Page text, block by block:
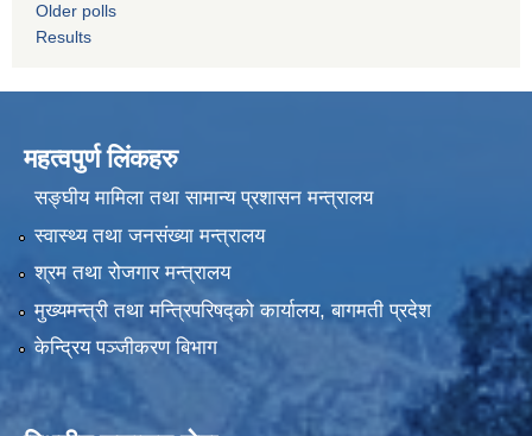
Older polls
Results
महत्वपुर्ण लिंकहरु
सङ्घीय मामिला तथा सामान्य प्रशासन मन्त्रालय
स्वास्थ्य तथा जनसंख्या मन्त्रालय
श्रम तथा रोजगार मन्त्रालय
मुख्यमन्त्री तथा मन्त्रिपरिषद्को कार्यालय, बागमती प्रदेश
केन्द्रिय पञ्जीकरण बिभाग